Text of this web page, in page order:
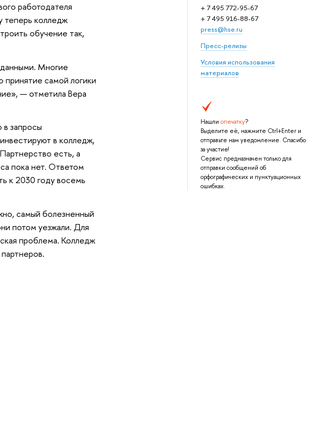
+ 7 495 772-95-67
+ 7 495 916-88-67
press@hse.ru
Пресс-релизы
Условия использования
материалов
Нашли опечатку?
Выделите её, нажмите Ctrl+Enter и
отправьте нам уведомление. Спасибо
за участие!
Сервис предназначен только для
отправки сообщений об
орфографических и пунктуационных
ошибках.
работодателя
теперь колледж
обучение так,
Многие
принятие самой логики
— отметила Вера
запросы
в колледж,
есть, а
пока нет. Ответом
к 2030 году восемь
самый болезненный
потом уезжали. Для
проблема. Колледж